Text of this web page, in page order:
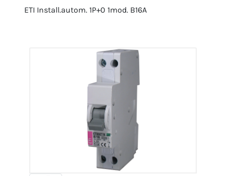
ETI Install.autom. 1P+0 1mod. B16A